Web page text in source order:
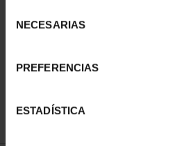
NECESARIAS
PREFERENCIAS
ESTADÍSTICA
CAPITALES ESPAÑOLAS